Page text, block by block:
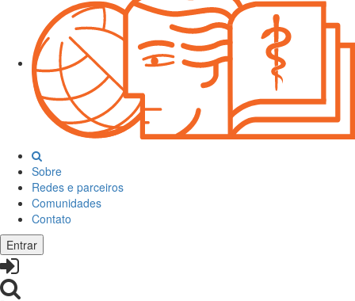
Sobre
Redes e parceiros
Comunidades
Contato
Entrar